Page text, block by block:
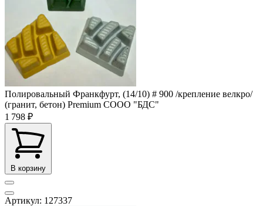
Полировальный Франкфурт, (14/10) # 900 /крепление велкро/
(гранит, бетон) Premium СООО "БДС"
1 798 ₽
В корзину
Артикул: 127337